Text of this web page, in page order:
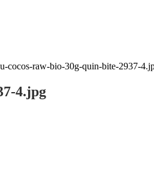
cocos-raw-bio-30g-quin-bite-2937-
4.jpg